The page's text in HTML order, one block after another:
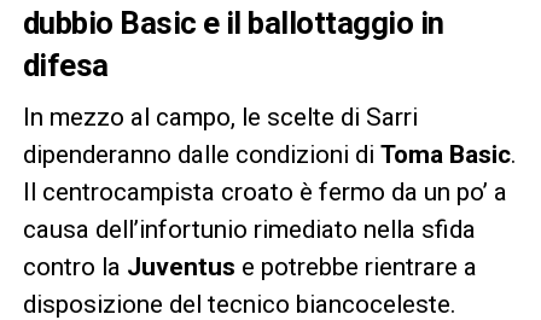
dubbio Basic e il ballottaggio in
difesa
In mezzo al campo, le scelte di Sarri
dipenderanno dalle condizioni di Toma Basic.
Il centrocampista croato è fermo da un po’ a
causa dell’infortunio rimediato nella sfida
contro la Juventus e potrebbe rientrare a
disposizione del tecnico biancoceleste.